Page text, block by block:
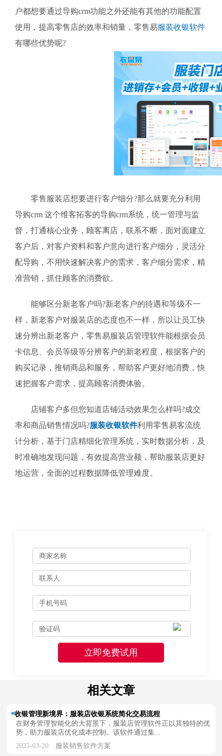
户都想要通过导购crm功能之外还能有其他的功能配置
使用，提高零售店的效率和销量，零售易服装收银软件
有哪些优势呢?
零售服装店想要进行客户细分?那么就要充分利用
导购crm 这个维客拓客的导购crm系统，统一管理与监
督，打通核心业务，顾客离店，联系不断，面对面建立
客户后，对客户资料和客户意向进行客户细分，灵活分
配导购，不用快速解决客户的需求，客户细分需求，精
准营销，抓住顾客的消费欲。
能够区分新老客户吗?新老客户的待遇和等级不一
样，新老客户对服装店的态度也不一样，所以让员工快
速分辨出新老客户，零售易服装店管理软件能根据会员
卡信息、会员等级等分辨客户的新老程度，根据客户的
购买记录，推销商品和服务，帮助客户更好地消费，快
速把握客户需求，提高顾客消费体验。
店铺客户多但您知道店铺活动效果怎么样吗?成交
率和商品销售情况吗?服装收银软件利用零售易客流统
计分析，基于门店精细化管理系统，实时数据分析，及
时准确地发现问题，有效提高营业额，帮助服装店更好
地运营，全面的过程数据降低管理难度。
相关文章
收银管理新境界：服装店收银系统简化交易流程
在财务管理智能化的大背景下，服装店管理软件正以其独特的优
势，助力服装店优化成本控制。该软件通过集...
2025-03-20 服装销售软件方案